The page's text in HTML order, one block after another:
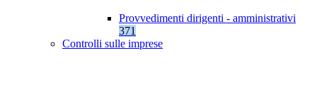
Provvedimenti dirigenti - amministrativi
371
Controlli sulle imprese